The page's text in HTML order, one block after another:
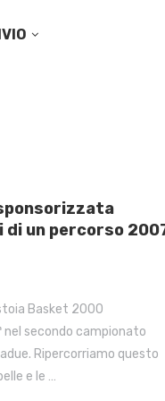
di un percorso
Basket 2000
nel secondo campionato
Ripercorriamo questo
e le …